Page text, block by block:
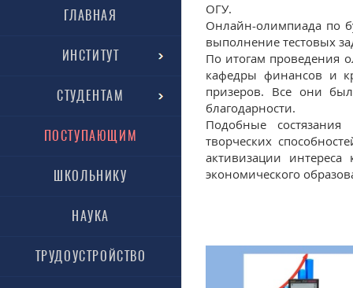
ГЛАВНАЯ
ИНСТИТУТ
СТУДЕНТАМ
ПОСТУПАЮЩИМ
ШКОЛЬНИКУ
НАУКА
ТРУДОУСТРОЙСТВО
ОГУ.
Онлайн-олимпиада по
выполнение тестовых
По итогам проведения
кафедры финансов и
призеров. Все они
благодарности.
Подобные
творческих
активизации интереса
экономического